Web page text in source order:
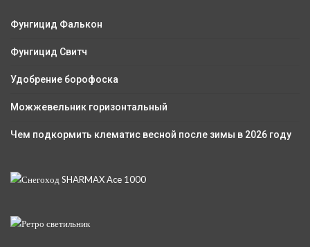
Фунгицид Фалькон
Фунгицид Свитч
Удобрение борофоска
Можжевельник горизонтальный
Чем подкормить клематис весной после зимы в 2026 году